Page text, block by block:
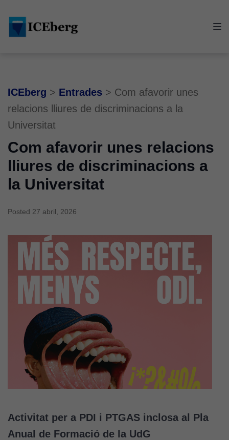
main
content
footer
ICEberg > Entrades > Com afavorir unes
relacions lliures de discriminacions a la
Universitat
Com afavorir unes relacions
lliures de discriminacions a
la Universitat
Posted 27 abril, 2026
Activitat per a PDI i PTGAS inclosa al Pla
Anual de Formació de la UdG